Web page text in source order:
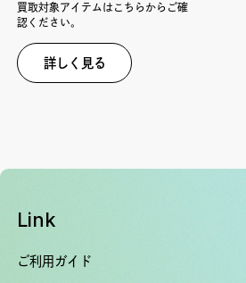
買取対象アイテムはこちらからご確
認ください。
詳しく見る
Link
ご利用ガイド